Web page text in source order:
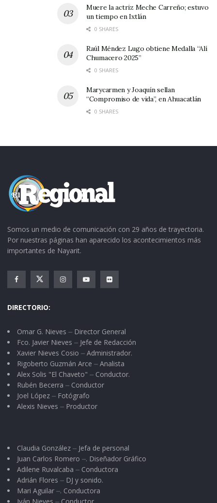
Muere la actriz Meche Carreño; estuvo
un tiempo en Ixtlán
0 SHARES
Raúl Méndez Lugo obtiene Medalla “Alí
Chumacero 2025”
0 SHARES
Marycarmen y Joaquín sellan
“Compromiso de vida”, en Ahuacatlán
0 SHARES
Somos un medio de comunicación con 29 años de trayectoria.
Por nuestras páginas han aparecido los acontecimientos más
importantes de Nayarit.
DIRECTORIO:
Omar G. Nieves ⏤ Director General
Fco. Javier Nieves ⏤ Jefe de Redacción
Xavier Nieves Cosio ⏤ Administrador.
Rigoberto Guzmán Arce ⏤ Analista
Alex Solis "El Chaveto" ⏤ Conductor.
Rubén Becerra ⏤ Conductor
Joel López ⏤ Fotógrafo
Alexis Nieves ⏤ Productor
Claudia González ⏤ Jefa de personal
Juan Carlos Romero ⏤. Diseñador Gráfico
Adilene Ruvalcaba ⏤ Conductora
Adrián Flores ⏤ DJ y sonido.
Mari Aguilar ⏤. Conductora